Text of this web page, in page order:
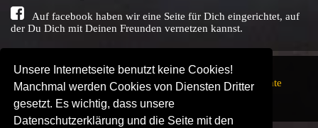
Unsere Internetseite benutzt keine Cookies!
Manchmal werden Cookies von Diensten Dritter
gesetzt. Es wichtig, dass unsere
Datenschutzerklärung und die Seite mit den
Auf facebook haben wir eine Seite für Dich eingerichtet, auf
der Du Dich mit Deinen Freunden vernetzen kannst.
Copyright © Audio Union GbR, 1999 - 2026,Nutzungsrechte
SENDEPLATZ ↗